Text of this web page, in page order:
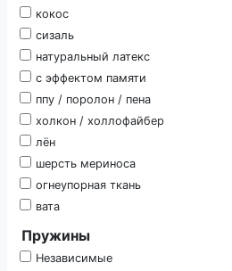
кокос
сизаль
натуральный латекс
с эффектом памяти
ппу / поролон / пена
холкон / холлофайбер
лён
шерсть мериноса
огнеупорная ткань
вата
Пружины
Независимые